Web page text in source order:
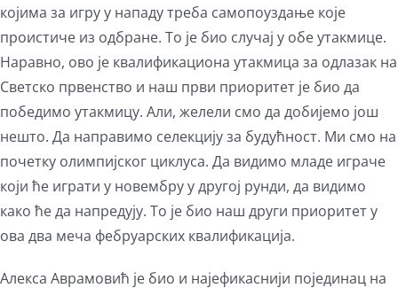
којима за игру у нападу треба самопоуздање које
проистиче из одбране. То је био случај у обе утакмице.
Наравно, ово је квалификациона утакмица за одлазак на
Светско првенство и наш први приоритет је био да
победимо утакмицу. Али, желели смо да добијемо још
нешто. Да направимо селекцију за будућност. Ми смо на
почетку олимпијског циклуса. Да видимо младе играче
који ће играти у новембру у другој рунди, да видимо
како ће да напредују. То је био наш други приоритет у
ова два меча фебруарских квалификација.
Алекса Аврамовић је био и најефикаснији појединац на